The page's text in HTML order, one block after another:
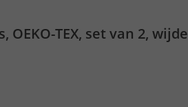
OEKO-TEX, set van 2, wijde